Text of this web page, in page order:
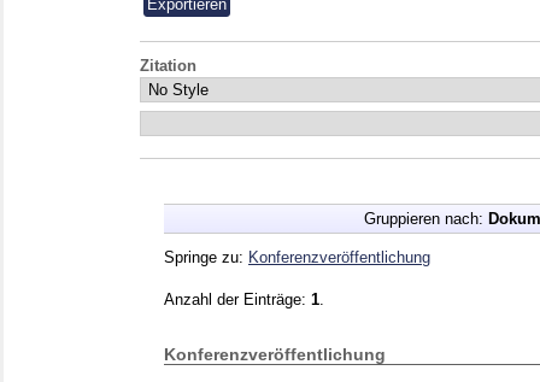
Zitation
Gruppieren nach:
Springe zu: Konferenzveröffentlichung
Anzahl der Einträge: 1
Konferenzveröffentlichung